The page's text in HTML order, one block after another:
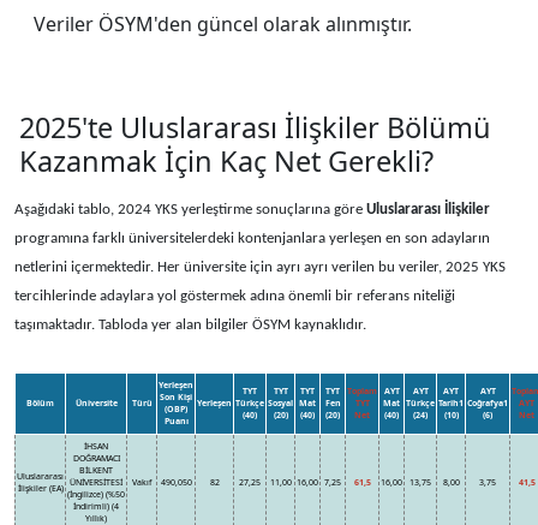
Veriler ÖSYM'den güncel olarak alınmıştır.
2025'te Uluslararası İlişkiler Bölümü
Kazanmak İçin Kaç Net Gerekli?
Aşağıdaki tablo, 2024 YKS yerleştirme sonuçlarına göre Uluslararası İlişkiler
programına farklı üniversitelerdeki kontenjanlara yerleşen en son adayların
netlerini içermektedir. Her üniversite için ayrı ayrı verilen bu veriler, 2025 YKS
tercihlerinde adaylara yol göstermek adına önemli bir referans niteliği
taşımaktadır. Tabloda yer alan bilgiler ÖSYM kaynaklıdır.
Bölüm Üniversite Türü
Yerleşen
Son Kişi
(OBP)
Puanı
Yerleşen
TYT
Türkçe
(40)
TYT
Sosyal
(20)
TYT
Mat
(40)
TYT
Fen
(20)
Toplam
TYT
Net
AYT
Mat
(40)
AYT
Türkçe
(24)
AYT
Tarih1
(10)
AYT
Coğrafya1
(6)
AYT
Net
Uluslararası
İlişkiler (EA)
İHSAN
DOĞRAMACI
BİLKENT
ÜNİVERSİTESİ
(İngilizce) (%50
İndirimli) (4
Yıllık)
Vakıf 490,050 82 27,25 11,00 16,00 7,25 61,5 16,00 13,75 8,00 3,75 41,5